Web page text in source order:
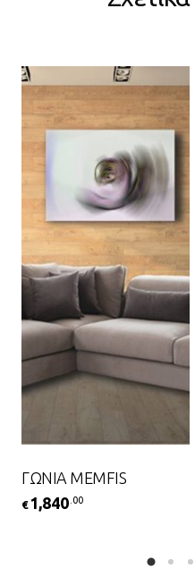
ΓΩΝΙΑ MEMFIS
€ 1,840 .00